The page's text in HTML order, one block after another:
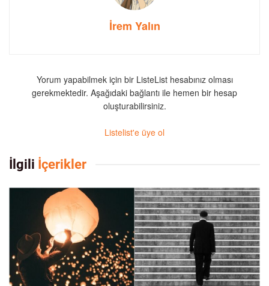
İrem Yalın
Yorum yapabilmek için bir ListeList hesabınız olması
gerekmektedir. Aşağıdaki bağlantı ile hemen bir hesap
oluşturabilirsiniz.
Listelist'e üye ol
İlgili İçerikler